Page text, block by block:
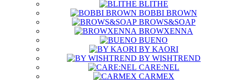
BLITHE
BOBBI BROWN
BROWS&SOAP
BROWXENNA
BUENO
BY KAORI
BY WISHTREND
CARE:NEL
CARMEX